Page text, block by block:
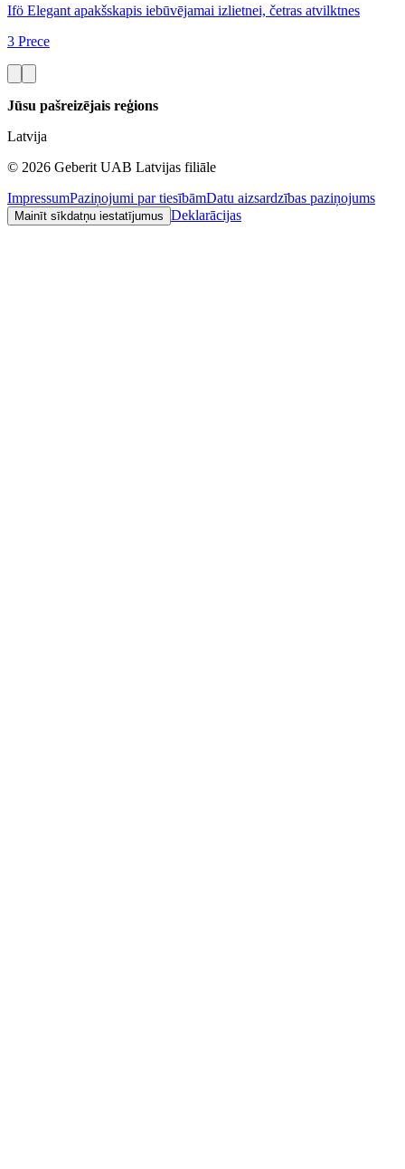
Ifö Elegant apakšskapis iebūvējamai izlietnei, četras atvilktnes
3 Prece
Jūsu pašreizējais reģions
Latvija
© 2026 Geberit UAB Latvijas filiāle
ImpressumPaziņojumi par tiesībāmDatu aizsardzības paziņojums
Mainīt sīkdatņu iestatījumus Deklarācijas